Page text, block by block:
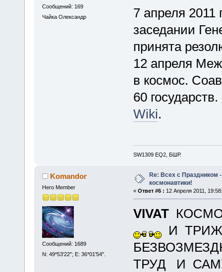
Сообщений: 169
Чайка Олександр
7 апреля 2011
заседании
принята
12 апреля
в космос.
60 государств.
Wiki.
SW1309 EQ2, БШР.
Komandor
Hero Member
Сообщений: 1689
N: 49*53'22"; E: 36*01'54".
Re: Всех с
космонавтики!
« Ответ #6 : 12 Апреля 2011,
VIVAT
И
ТРУД И